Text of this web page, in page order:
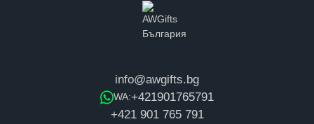
info@awgifts.bg
WA:+421901765791
+421 901 765 791